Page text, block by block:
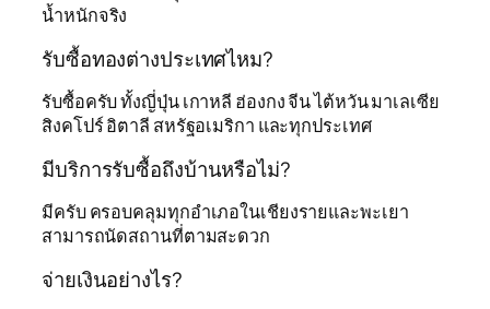
น้ำหนักจริง
รับซื้อทองต่างประเทศไหม?
รับซื้อครับ ทั้งญี่ปุ่น เกาหลี ฮ่องกง จีน ไต้หวัน มาเลเซีย
สิงคโปร์ อิตาลี สหรัฐอเมริกา และทุกประเทศ
มีบริการรับซื้อถึงบ้านหรือไม่?
มีครับ ครอบคลุมทุกอำเภอในเชียงรายและพะเยา
สามารถนัดสถานที่ตามสะดวก
จ่ายเงินอย่างไร?